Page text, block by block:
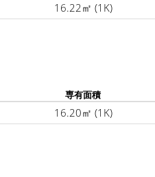
16.22㎡ (1K)
専有面積
16.20㎡ (1K)